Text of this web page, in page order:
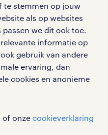
te stemmen op jouw
als op websites
we dit ook toe.
informatie op
gebruik van andere
ervaring, dan
cookies en anonieme
of onze cookieverklaring
omtrent